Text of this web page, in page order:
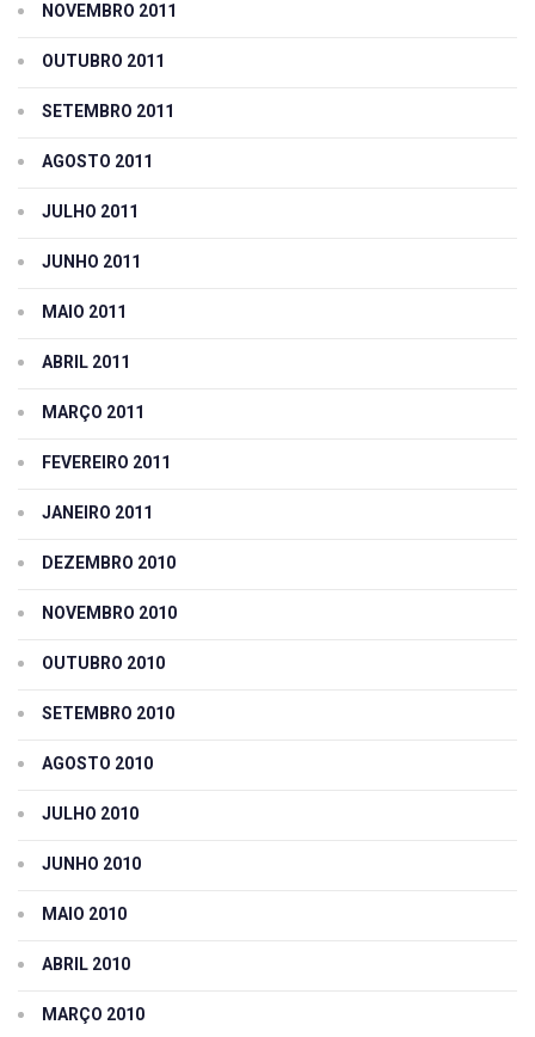
NOVEMBRO 2011
OUTUBRO 2011
SETEMBRO 2011
AGOSTO 2011
JULHO 2011
JUNHO 2011
MAIO 2011
ABRIL 2011
MARÇO 2011
FEVEREIRO 2011
JANEIRO 2011
DEZEMBRO 2010
NOVEMBRO 2010
OUTUBRO 2010
SETEMBRO 2010
AGOSTO 2010
JULHO 2010
JUNHO 2010
MAIO 2010
ABRIL 2010
MARÇO 2010